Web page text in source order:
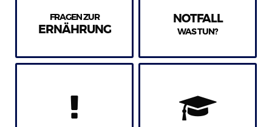
FRAGEN ZUR
ERNÄHRUNG
NOTFALL
WAS TUN?